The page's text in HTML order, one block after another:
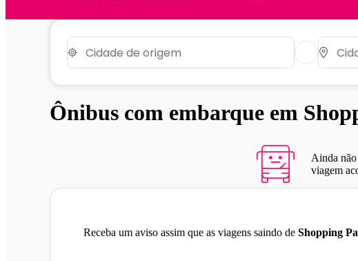
Ônibus com embarque em
Ainda não
viagem
Receba um aviso assim que as viagens saindo de Shopping